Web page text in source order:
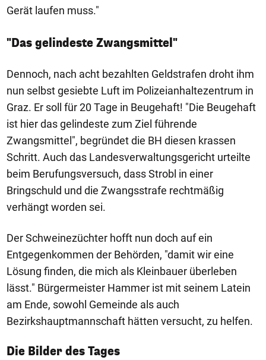
Gerät laufen muss."
"Das gelindeste Zwangsmittel"
Dennoch, nach acht bezahlten Geldstrafen droht ihm
nun selbst gesiebte Luft im Polizeianhaltezentrum in
Graz. Er soll für 20 Tage in Beugehaft! "Die Beugehaft
ist hier das gelindeste zum Ziel führende
Zwangsmittel", begründet die BH diesen krassen
Schritt. Auch das Landesverwaltungsgericht urteilte
beim Berufungsversuch, dass Strobl in einer
Bringschuld und die Zwangsstrafe rechtmäßig
verhängt worden sei.
Der Schweinezüchter hofft nun doch auf ein
Entgegenkommen der Behörden, "damit wir eine
Lösung finden, die mich als Kleinbauer überleben
lässt." Bürgermeister Hammer ist mit seinem Latein
am Ende, sowohl Gemeinde als auch
Bezirkshauptmannschaft hätten versucht, zu helfen.
Die Bilder des Tages
1/50